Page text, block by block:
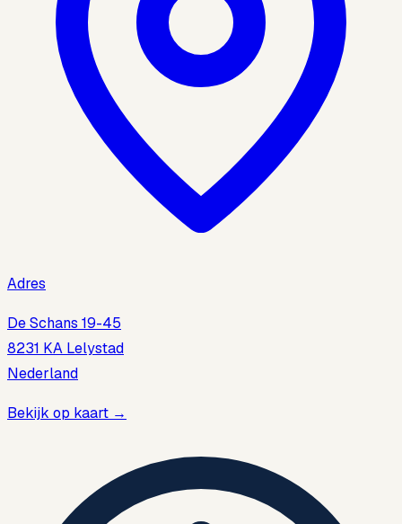
Adres
De Schans 19-45
8231 KA Lelystad
Nederland
Bekijk op kaart →